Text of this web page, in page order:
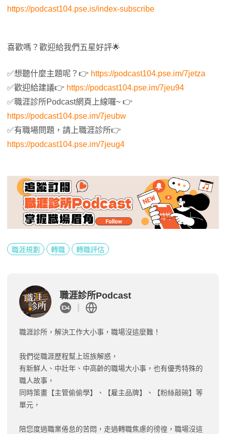
https://podcast104.pse.is/index-subscribe
喜歡嗎？歡迎給我們五星好評🌟
✅想聽什麼主題呢？👉 https://podcast104.pse.im/7jetza
✅歡迎給建議👉 https://podcast104.pse.im/7jeu94
✅職涯診所Podcast網頁上線囉~ 👉
https://podcast104.pse.im/7jeubw
✅有職場問題，請上職涯診所👉
https://podcast104.pse.im/7jeug4
職涯規劃 轉職 轉職評估
職涯診所Podcast
職涯診所，解決工作大小事，職場沒這麼難！
我們從職涯歷程幫上班族解惑，
有新鮮人、中壯年、中高齡的職場大小事，也有優秀特殊的
職人故事，
同時策畫【主管偷偷學】、【雇主品牌】、【粉絲敲碗】等
單元，
陪您度過職業倦怠的苦悶，走過轉職焦慮的徬徨，職場沒這